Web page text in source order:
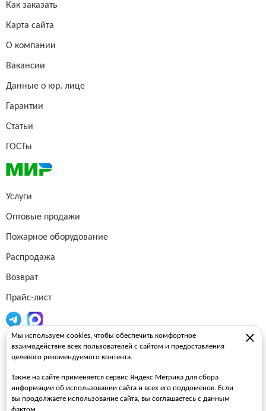
Как заказать
Карта сайта
О компании
Вакансии
Данные о юр. лице
Гарантии
Статьи
ГОСТы
Услуги
Оптовые продажи
Пожарное оборудование
Распродажа
Возврат
Прайс-лист
Огнетушители
Пожарные стволы
Пожарные шкафы
Мы используем cookies, чтобы обеспечить комфортное
взаимодействие всех пользователей с сайтом и предоставления
целевого рекомендуемого контента.
Также на сайте применяется сервис Яндекс Метрика для сбора
информации об использовании сайта и всех его поддоменов. Если
вы продолжаете использование сайта, вы соглашаетесь с данным